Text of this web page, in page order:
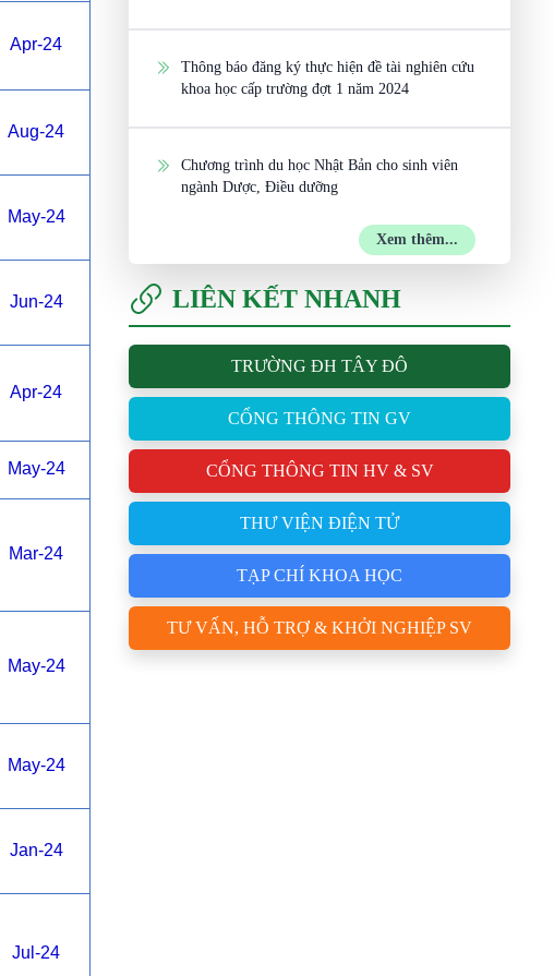
Apr-24
Aug-24
May-24
Jun-24
Apr-24
May-24
Mar-24
May-24
May-24
Jan-24
Jul-24
Thông báo đăng ký thực hiện đề tài nghiên cứu
khoa học cấp trường đợt 1 năm 2024
Chương trình du học Nhật Bản cho sinh viên
ngành Dược, Điều dưỡng
Xem thêm...
LIÊN KẾT NHANH
TRƯỜNG ĐH TÂY ĐÔ
CỔNG THÔNG TIN GV
CỔNG THÔNG TIN HV & SV
THƯ VIỆN ĐIỆN TỬ
TẠP CHÍ KHOA HỌC
TƯ VẤN, HỖ TRỢ & KHỞI NGHIỆP SV